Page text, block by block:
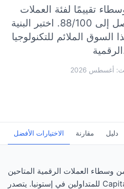
تقييمًا لفئة العملات
88/100.
اختبر البنية
السوق الملائم للتكنولوجيا
أغسطس 2026
الاختيارات الأفضل مقارنة دليل
قمنا بمقارنة أفضل 4 من وسطاء العملات الرقمية المتاحين
للمتداولين في إستونيا. يتصدر Capital.com الترتيب، يليه XTB،